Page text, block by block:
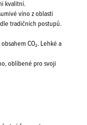
kvalitní.
víno z oblasti
tradičních postupů.
CO₂. Lehké a
oblíbené pro svoji